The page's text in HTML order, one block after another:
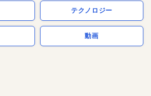
テクノロジー
動画